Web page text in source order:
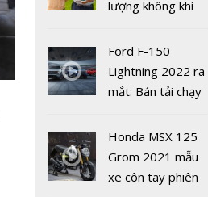
nước Trần Quân là
Các Bộ trưởng
lượng không khí
19
Ford F-150
Lightning 2022 ra
mắt: Bán tải chạy
chưa đến 40 nghìn
USD
Honda MSX 125
Grom 2021 mẫu
xe côn tay phiên